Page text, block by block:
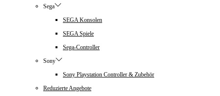
Sega
SEGA Konsolen
SEGA Spiele
Sega-Controller
Sony
Sony Playstation Controller & Zubehör
Reduzierte Angebote